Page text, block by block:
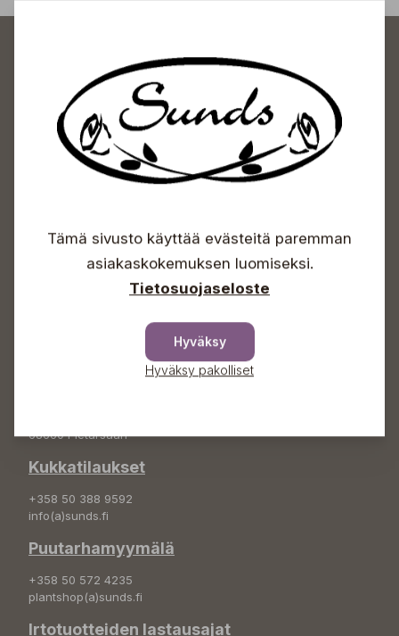
Sundin Puutarhakeskus
Lauantaisin 09-16
Sunnuntaisin Itsepalvelu
Info & vaihde
68660 Pietarsaari
Kukkatilaukset
+358 50 388 9592
info(a)sunds.fi
Puutarhamyymälä
+358 50 572 4235
plantshop(a)sunds.fi
Irtotuotteiden lastausajat
Tämä sivusto käyttää evästeitä paremman
asiakaskokemuksen luomiseksi.
Tietosuojaseloste
Hyväksy
Hyväksy pakolliset